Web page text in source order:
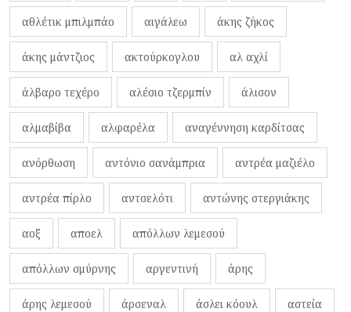
αθλέτικ μπιλμπάο αιγάλεω άκης ζήκος
άκης μάντζιος ακτούρκογλου αλ αχλί
άλβαρο τεχέρο αλέσιο τζερμπίν άλισον
αλμαβίβα αλφαρέλα αναγέννηση καρδίτσας
ανόρθωση αντόνιο σανάμπρια αντρέα μαζιέλο
αντρέα πίρλο αντσελότι αντώνης στεργιάκης
αοξ αποελ απόλλων λεμεσού
απόλλων σμύρνης αργεντινή άρης
άρης λεμεσού άρσεναλ άσλει κόουλ αστεία